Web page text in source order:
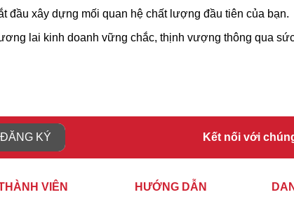
đầu xây dựng mối quan hệ chất lượng đầu tiên của bạn.
lai kinh doanh vững chắc, thịnh vượng thông qua
ĐĂNG KÝ Kết nối với
VIÊN HƯỚNG DẪN